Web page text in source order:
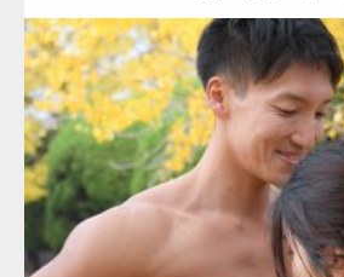
Update: 2021.07.8
Category:公園のマッチョ その他 AKIHITO(
筋